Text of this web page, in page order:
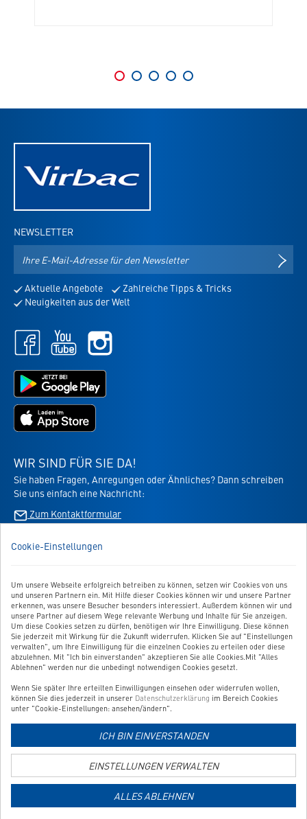
Cookie-Einstellungen
Um unsere Webseite erfolgreich betreiben zu können, setzen wir Cookies von uns
und unseren Partnern ein. Mit Hilfe dieser Cookies können wir und unsere Partner
erkennen, was unsere Besucher besonders interessiert. Außerdem können wir und
unsere Partner auf diesem Wege relevante Werbung und Inhalte für Sie anzeigen.
Um diese Cookies setzen zu dürfen, benötigen wir Ihre Einwilligung. Diese können
Sie jederzeit mit Wirkung für die Zukunft widerrufen. Klicken Sie auf "Einstellungen
verwalten", um Ihre Einwilligung für die einzelnen Cookies zu erteilen oder diese
abzulehnen. Mit "Ich bin einverstanden" akzeptieren Sie alle Cookies.Mit "Alles
Ablehnen" werden nur die unbedingt notwendigen Cookies gesetzt.
Wenn Sie später Ihre erteilten Einwilligungen einsehen oder widerrufen wollen,
können Sie dies jederzeit in unserer Datenschutzerklärung im Bereich Cookies
unter "Cookie-Einstellungen: ansehen/ändern".
ICH BIN EINVERSTANDEN
EINSTELLUNGEN VERWALTEN
ALLES ABLEHNEN
NEWSLETTER
Mail-
für
den
Aktuelle Angebote
Zahlreiche Tipps & Tricks
Neuigkeiten aus der Welt
Facebook
-
in
neuem
Tab
Youtube
neuem
Tab
Jetzt
die
Shopping
App
-
öffnet
Jetzt
im
laden
-
die
Shopping
-
neuen
Tab
WIR SIND FÜR SIE DA!
Sie haben Fragen, Anregungen oder Ähnliches? Dann schreiben
Sie uns einfach eine Nachricht:
Zum Kontaktformular
BESTELLUNG WIDERRUFEN
UNSER SERVICE
UNSERE TOP-KATEGORIEN
GEPRÜFTE QUALITÄT
Link
zur
Zahlungsarten-
Link
zur
Versandkosten-
Informationsseite
Copyright © 2026 Shoplösung vonWebsale AG| Alle Preise verstehen sich